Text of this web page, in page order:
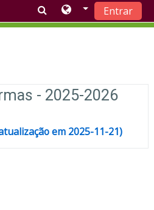
Entrar
- 2025-2026
em 2025-11-21)
Livro